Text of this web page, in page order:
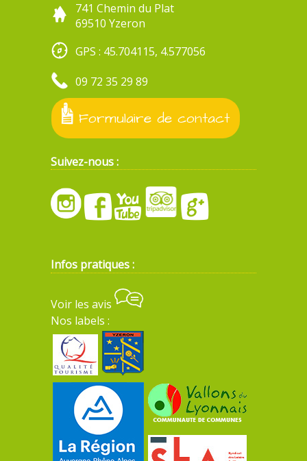
741 Chemin du Plat
69510 Yzeron
GPS : 45.704115, 4.577056
09 72 35 29 89
Formulaire de contact
Suivez-nous :
Infos pratiques :
Voir les avis
Nos labels :